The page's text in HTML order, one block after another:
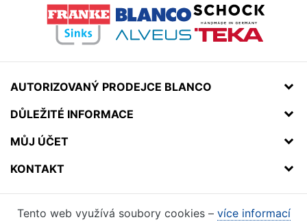
AUTORIZOVANÝ PRODEJCE BLANCO
DŮLEŽITÉ INFORMACE
MŮJ ÚČET
KONTAKT
Tento web využívá soubory cookies – více informací